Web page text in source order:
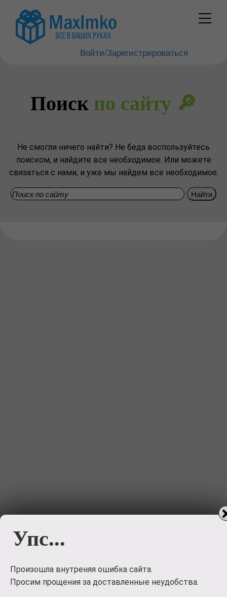
Войти/Зарегистрироваться
Поискпо сайту 🔎
Не смогли ничего найти? Не беда воспользуйтесь
поиском, и найдите все необходимое. Или можете
связаться с нами, и уже мы найдем все необходимое.
MAXIMKO
Упс...
Произошла внутреняя ошибка сайта.
Просим прощения за доставленные неудобства.